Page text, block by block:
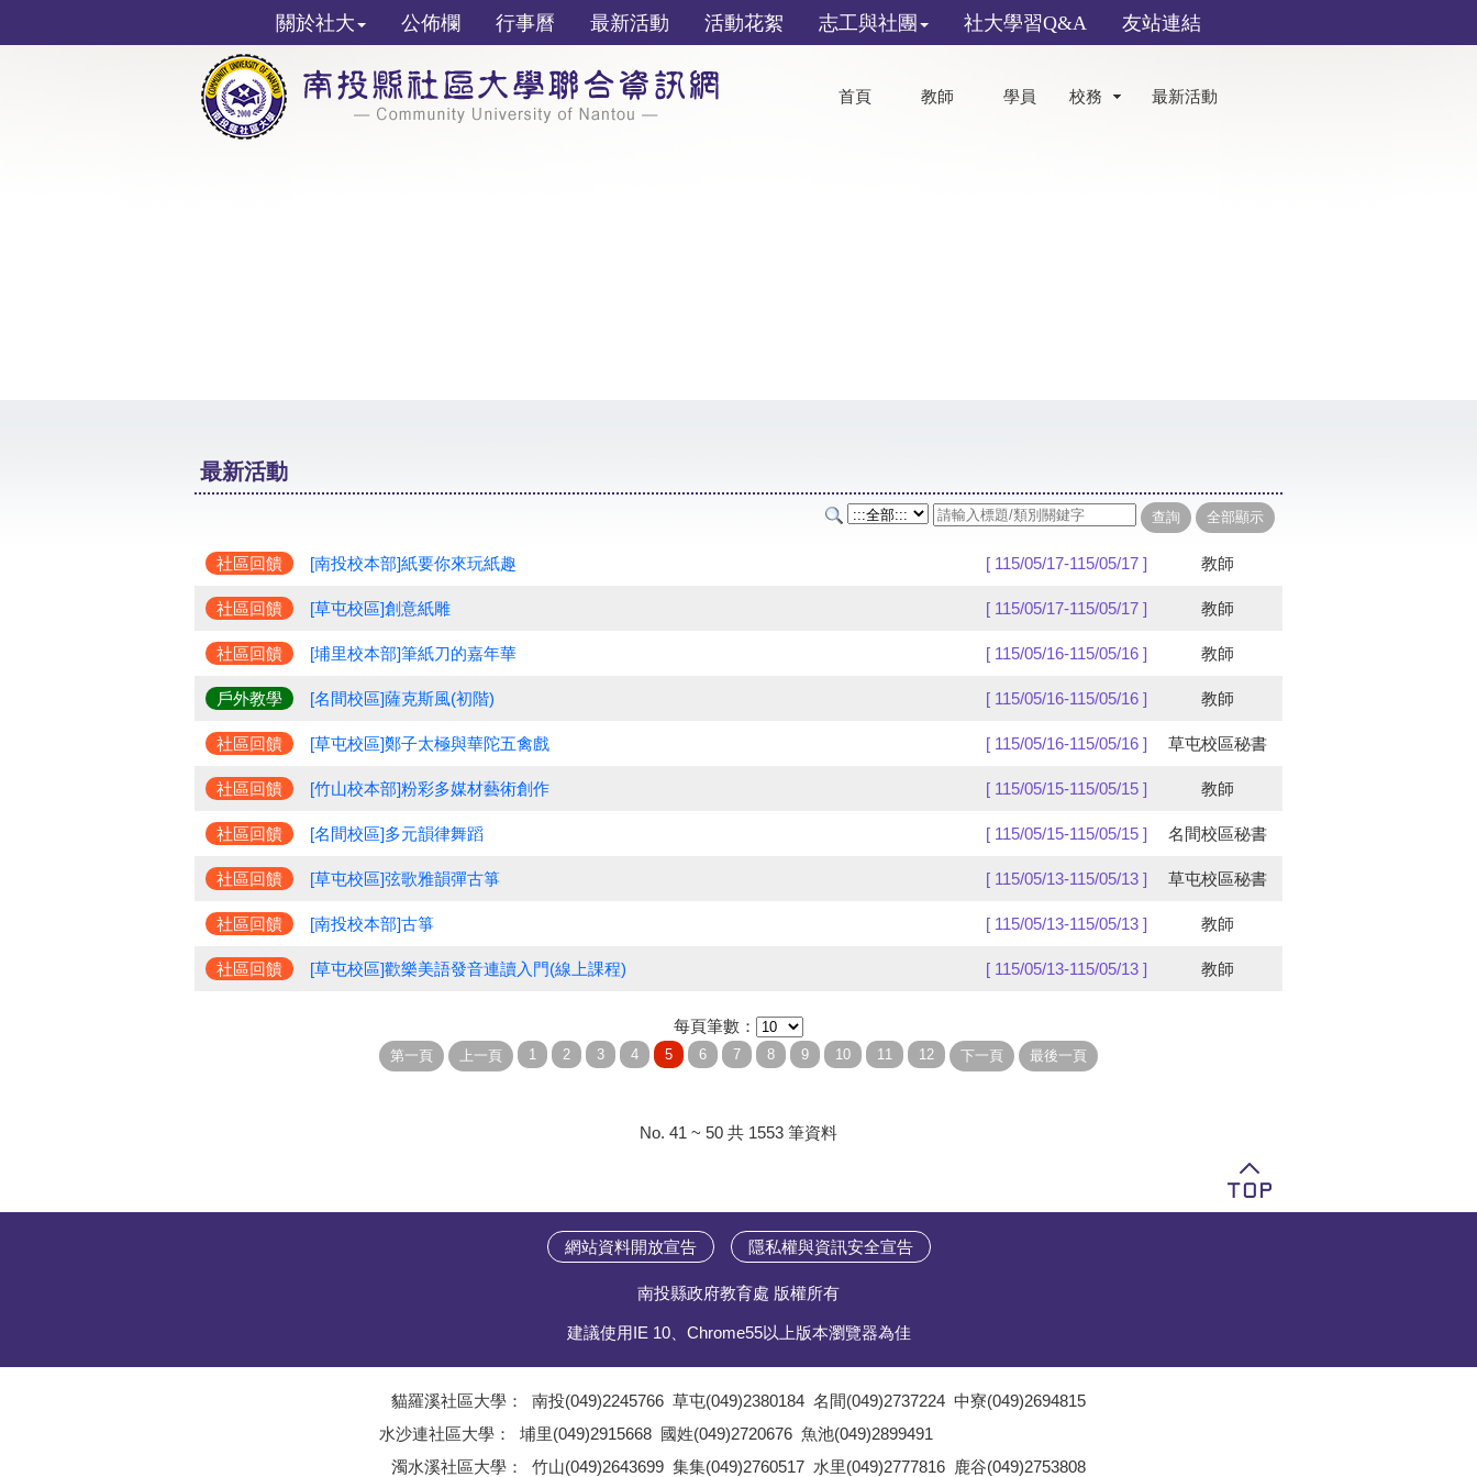
關於社大 公佈欄 行事曆 最新活動 活動花絮 志工與社團 社大學習Q&A 友站連結
首頁 教師 學員 校務 最新活動
最新活動
社區回饋 [南投校本部]紙要你來玩紙趣 [ 115/05/17-115/05/17 ] 教師
社區回饋 [草屯校區]創意紙雕 [ 115/05/17-115/05/17 ] 教師
社區回饋 [埔里校本部]筆紙刀的嘉年華 [ 115/05/16-115/05/16 ] 教師
戶外教學 [名間校區]薩克斯風(初階) [ 115/05/16-115/05/16 ] 教師
社區回饋 [草屯校區]鄭子太極與華陀五禽戲 [ 115/05/16-115/05/16 ] 草屯校區秘書
社區回饋 [竹山校本部]粉彩多媒材藝術創作 [ 115/05/15-115/05/15 ] 教師
社區回饋 [名間校區]多元韻律舞蹈 [ 115/05/15-115/05/15 ] 名間校區秘書
社區回饋 [草屯校區]弦歌雅韻彈古箏 [ 115/05/13-115/05/13 ] 草屯校區秘書
社區回饋 [南投校本部]古箏 [ 115/05/13-115/05/13 ] 教師
社區回饋 [草屯校區]歡樂美語發音連讀入門(線上課程) [ 115/05/13-115/05/13 ] 教師
每頁筆數：
No. 41 ~ 50 共 1553 筆資料
網站資料開放宣告 隱私權與資訊安全宣告
南投縣政府教育處 版權所有
建議使用IE 10、Chrome55以上版本瀏覽器為佳
貓羅溪社區大學： 南投(049)2245766 草屯(049)2380184 名間(049)2737224 中寮(049)2694815
水沙連社區大學： 埔里(049)2915668 國姓(049)2720676 魚池(049)2899491
濁水溪社區大學： 竹山(049)2643699 集集(049)2760517 水里(049)2777816 鹿谷(049)2753808